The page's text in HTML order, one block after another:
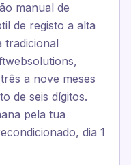
manual de
de registo a alta
tradicional
a nove meses
de seis dígitos.
pela tua
dia 1